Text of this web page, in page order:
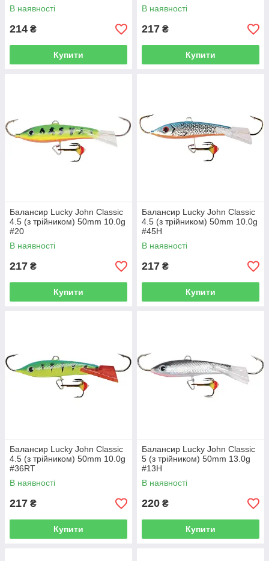
В наявності
214 ₴
Купити
В наявності
217 ₴
Купити
Балансир Lucky John Classic
4.5 (з трійником) 50mm 10.0g
#20
В наявності
217 ₴
Купити
Балансир Lucky John Classic
4.5 (з трійником) 50mm 10.0g
#45H
В наявності
217 ₴
Купити
Балансир Lucky John Classic
4.5 (з трійником) 50mm 10.0g
#36RT
В наявності
217 ₴
Купити
Балансир Lucky John Classic
5 (з трійником) 50mm 13.0g
#13H
В наявності
220 ₴
Купити